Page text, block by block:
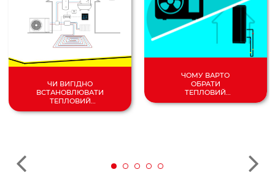
ЧИ ВИГІДНО
ВСТАНОВЛЮВАТИ
ТЕПЛОВИЙ
НАСОС У 2024
ЧОМУ ВАРТО
ОБРАТИ
ТЕПЛОВИЙ